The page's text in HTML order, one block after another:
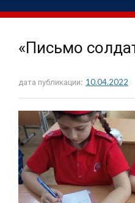
«Письмо
дата публикации: 10.04.2022